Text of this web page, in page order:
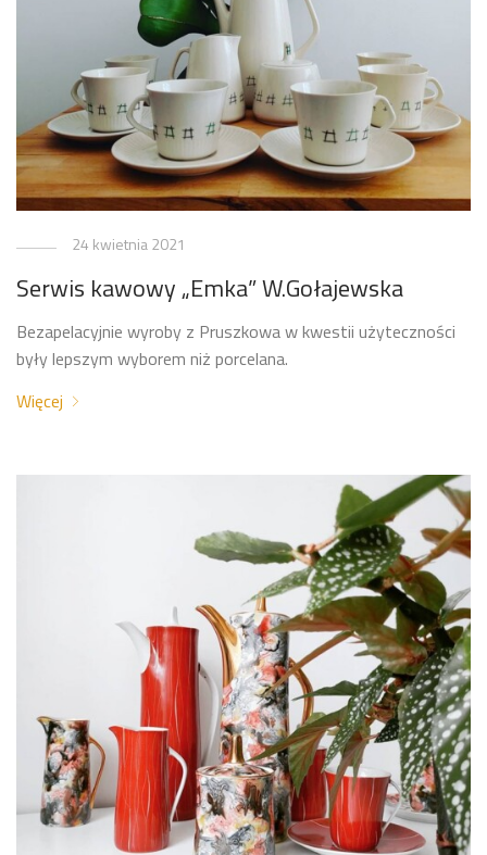
24 kwietnia 2021
Serwis kawowy „Emka” W.Gołajewska
Bezapelacyjnie wyroby z Pruszkowa w kwestii użyteczności
były lepszym wyborem niż porcelana.
Więcej